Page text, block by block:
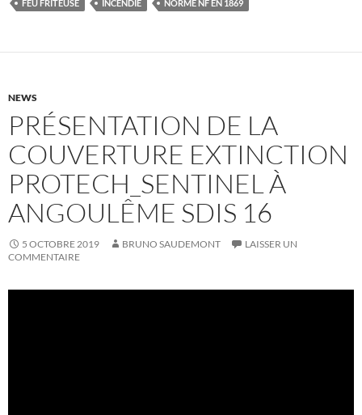
FEU FRITEUSE INCENDIE NORME NF EN 1869
NEWS
PRÉSENTATION DE LA
COUVERTURE EXTINCTION
PROTECH_SENTINEL À
ANGOULÊME SDIS 16
5 OCTOBRE 2019 BRUNO SAUDEMONT
LAISSER UN
COMMENTAIRE